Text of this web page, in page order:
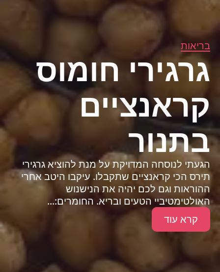
בריאות
גרגירי חומוס
קראנציים
בתנור
הגעתי לנוסחה המדויקת על מנת להוציא גרגירי
תירס הכי קראנציים שתקבלו. עיקבו היטב אחרי
ההוראות וגם לכם יהיה את הנישנוש
האולטימטיביי הטעים ובריא. החומרים:...
קרא עוד